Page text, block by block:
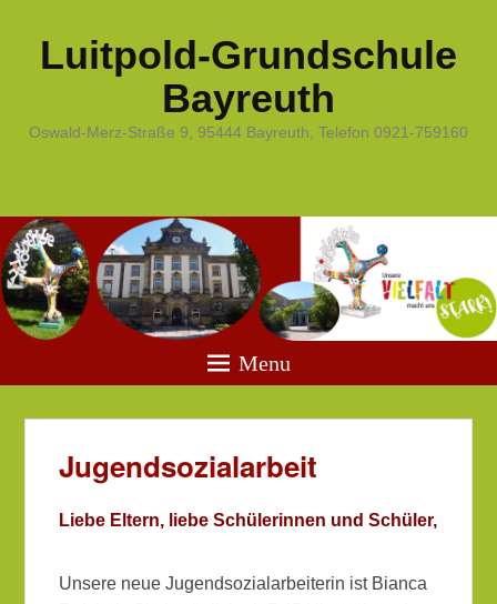
Luitpold-Grundschule
Bayreuth
Oswald-Merz-Straße 9, 95444 Bayreuth, Telefon 0921-759160
Menu
Jugendsozialarbeit
Liebe Eltern, liebe Schülerinnen und Schüler,
Unsere neue Jugendsozialarbeiterin ist Bianca